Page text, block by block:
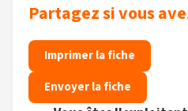
Partagez si vous
Imprimer la fiche
Envoyer la fiche